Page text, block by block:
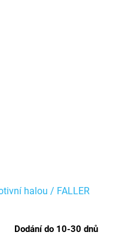
halou / FALLER
Dodání do 10-30 dnů